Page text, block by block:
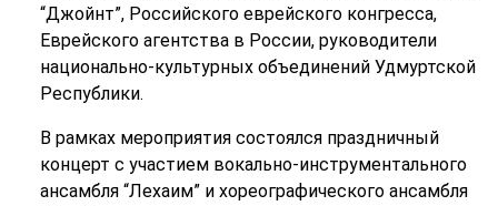
“Джойнт”, Российского еврейского конгресса,
Еврейского агентства в России, руководители
национально-культурных объединений Удмуртской
Республики.
В рамках мероприятия состоялся праздничный
концерт с участием вокально-инструментального
ансамбля “Лехаим” и хореографического ансамбля